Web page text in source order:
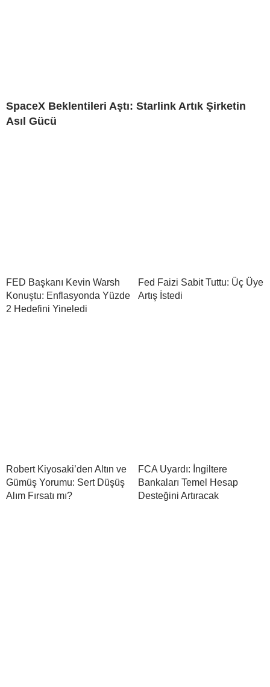
SpaceX Beklentileri Aştı: Starlink Artık Şirketin
Asıl Gücü
FED Başkanı Kevin Warsh
Konuştu: Enflasyonda Yüzde
2 Hedefini Yineledi
Fed Faizi Sabit Tuttu: Üç Üye
Artış İstedi
Robert Kiyosaki’den Altın ve
Gümüş Yorumu: Sert Düşüş
Alım Fırsatı mı?
FCA Uyardı: İngiltere
Bankaları Temel Hesap
Desteğini Artıracak